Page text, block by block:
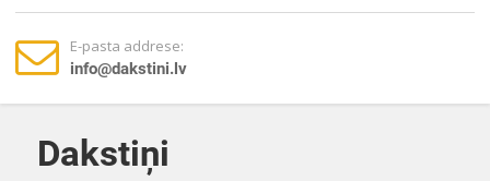
E-pasta addrese:
info@dakstini.lv
Dakstiņi